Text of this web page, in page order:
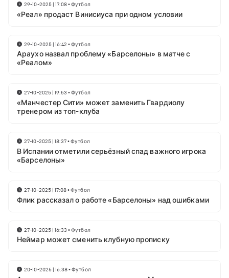
29-10-2025 | 17:08•Футбол
«Реал» продаст Винисиуса при одном условии
29-10-2025 | 16:42 •Футбол
Араухо назвал проблему «Барселоны» в матче с
«Реалом»
27-10-2025 | 19:53 •Футбол
«Манчестер Сити» может заменить Гвардиолу
тренером из топ-клуба
27-10-2025 | 18:37•Футбол
В Испании отметили серьёзный спад важного игрока
«Барселоны»
27-10-2025 | 17:08•Футбол
Флик рассказал о работе «Барселоны» над ошибками
27-10-2025 | 16:33 •Футбол
Неймар может сменить клубную прописку
20-10-2025 | 16:38•Футбол